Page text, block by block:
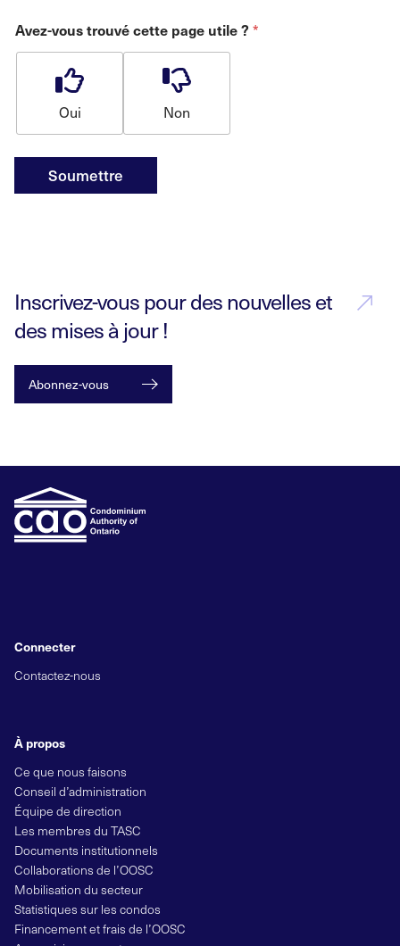
Avez-vous trouvé cette page utile ? *
Oui Non
Soumettre
Inscrivez-vous pour des nouvelles et
des mises à jour !
Abonnez-vous
À propos
Ce que nous faisons
Conseil d’administration
Équipe de direction
Les membres du TASC
Documents institutionnels
Collaborations de l’OOSC
Mobilisation du secteur
Statistiques sur les condos
Financement et frais de l’OOSC
Connecter
Contactez-nous